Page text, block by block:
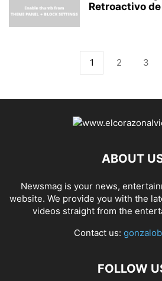
Retroactivo
1 2 3
ABOUT
Newsmag is your news,
website. We provide you with the
videos straight from the
Contact us:
FOLLOW